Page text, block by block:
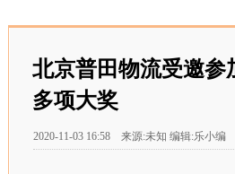
北京普田物流受邀参
多项大奖
2020-11-03 16:58 来源:未知 编辑:乐小编